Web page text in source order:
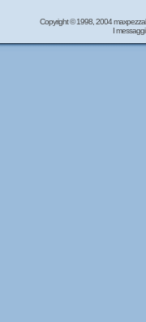
Copyright © 1998, 2004
I